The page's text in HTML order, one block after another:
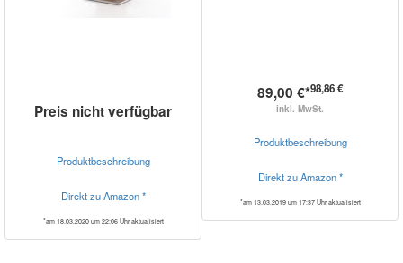
Preis nicht verfügbar
Produktbeschreibung
Direkt zu Amazon *
*am 18.03.2020 um 22:06 Uhr aktualisiert
89,00 €*98,86 €
inkl. MwSt.
Produktbeschreibung
Direkt zu Amazon *
*am 13.03.2019 um 17:37 Uhr aktualisiert